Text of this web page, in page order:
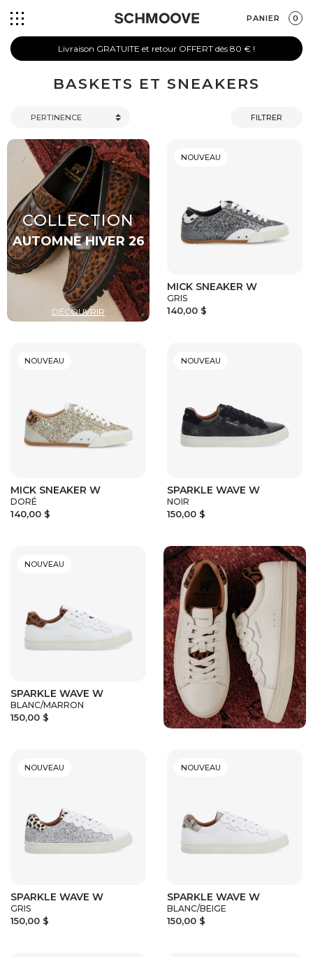
PANIER 0
Livraison GRATUITE et retour OFFERT dès 80 € !
BASKETS ET SNEAKERS
FILTRER
MICK SNEAKER W
GRIS
140,00 $
NOUVEAU
MICK SNEAKER W
DORÉ
140,00 $
NOUVEAU
SPARKLE WAVE W
NOIR
150,00 $
NOUVEAU
SPARKLE WAVE W
BLANC/MARRON
150,00 $
NOUVEAU
SPARKLE WAVE W
GRIS
150,00 $
NOUVEAU
SPARKLE WAVE W
BLANC/BEIGE
150,00 $
NOUVEAU